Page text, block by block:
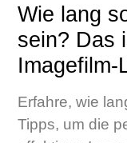
Wie lang
sein? Das
Imagefilm-
Erfahre, wie
Tipps, um die